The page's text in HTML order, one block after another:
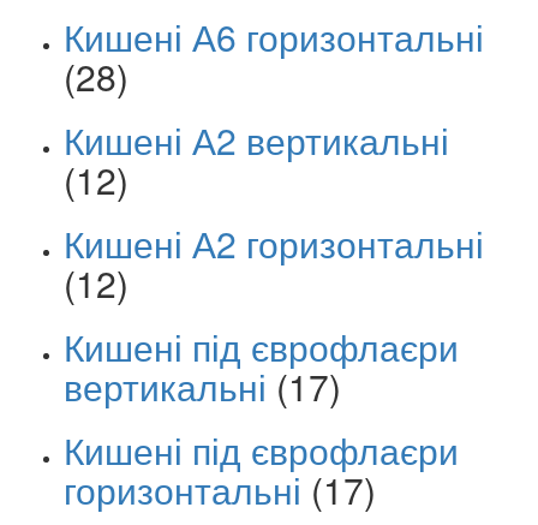
Кишені А6 горизонтальні
(28)
Кишені А2 вертикальні
(12)
Кишені А2 горизонтальні
(12)
Кишені під єврофлаєри
вертикальні (17)
Кишені під єврофлаєри
горизонтальні (17)